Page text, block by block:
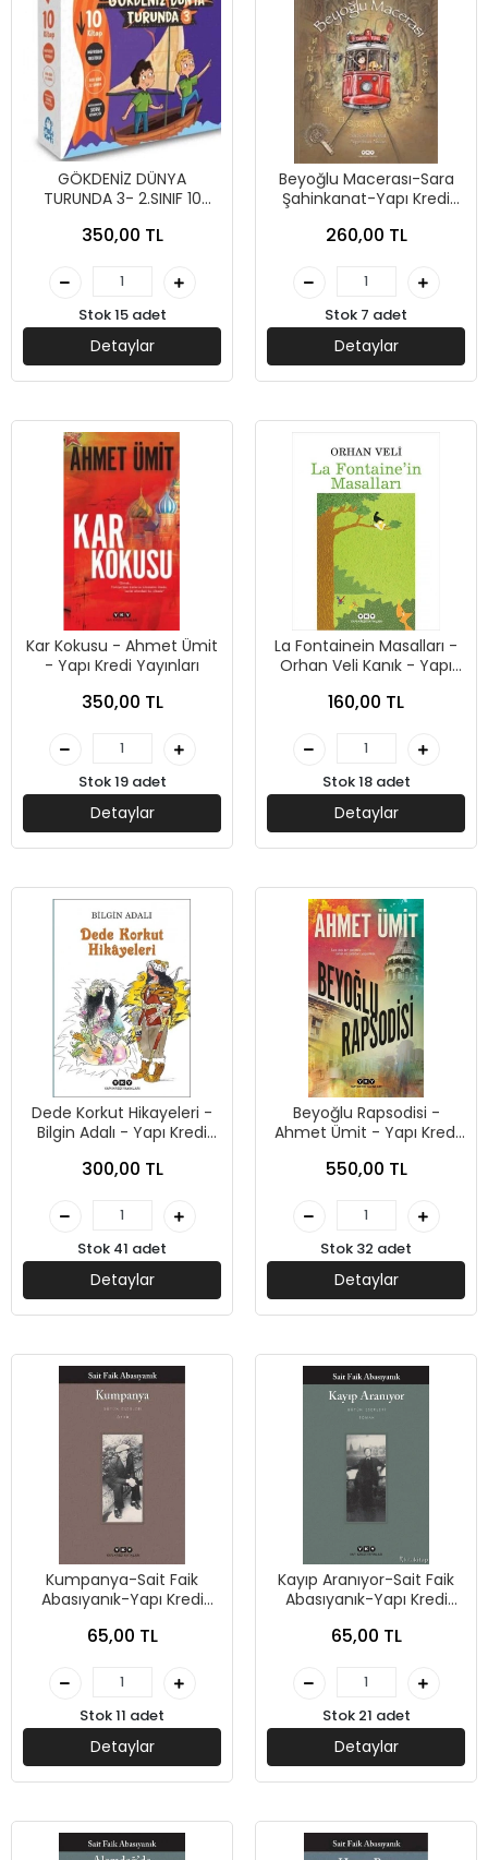
GÖKDENİZ DÜNYA
TURUNDA 3- 2.SINIF 10
350,00 TL
Stok 15 adet
Detaylar
Beyoğlu Macerası-Sara
Şahinkanat-Yapı Kredi
260,00 TL
Stok 7 adet
Detaylar
Kar Kokusu - Ahmet Ümit
- Yapı Kredi Yayınları
350,00 TL
Stok 19 adet
Detaylar
La Fontainein Masalları -
Orhan Veli Kanık - Yapı
160,00 TL
Stok 18 adet
Detaylar
Dede Korkut Hikayeleri -
Bilgin Adalı - Yapı Kredi
300,00 TL
Stok 41 adet
Detaylar
Beyoğlu Rapsodisi -
Ahmet Ümit - Yapı Kredi
550,00 TL
Stok 32 adet
Detaylar
Kumpanya-Sait Faik
Abasıyanık-Yapı Kredi
65,00 TL
Stok 11 adet
Detaylar
Kayıp Aranıyor-Sait Faik
Abasıyanık-Yapı Kredi
65,00 TL
Stok 21 adet
Detaylar